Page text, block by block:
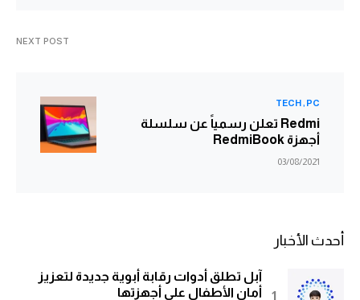
NEXT POST
PC
TECH
Redmi تعلن رسمياً عن سلسلة
أجهزة RedmiBook
03/08/2021
أحدث الأخبار
آبل تطلق أدوات رقابة أبوية جديدة لتعزيز
أمان الأطفال على أجهزتها